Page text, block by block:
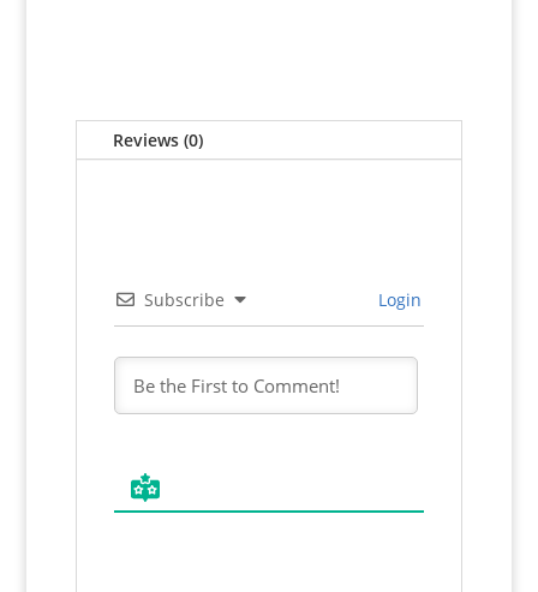
Reviews (0)
Subscribe Login